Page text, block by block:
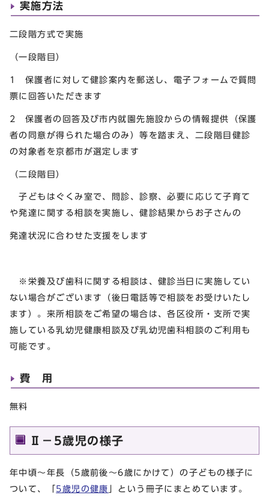
実施方法
二段階方式で実施
（一段階目）
1 保護者に対して健診案内を郵送し、電子フォームで質問
票に回答いただきます
2 保護者の回答及び市内就園先施設からの情報提供（保護
者の同意が得られた場合のみ）等を踏まえ、二段階目健診
の対象者を京都市が選定します
（二段階目）
子どもはぐくみ室で、問診、診察、必要に応じて子育て
や発達に関する相談を実施し、健診結果からお子さんの
発達状況に合わせた支援をします
※栄養及び歯科に関する相談は、健診当日に実施してい
ない場合がございます（後日電話等で相談をお受けいたし
ます）。来所相談をご希望の場合は、各区役所・支所で実
施している乳幼児健康相談及び乳幼児歯科相談のご利用も
可能です。
費 用
無料
Ⅱ－5歳児の様子
年中頃～年長（5歳前後～6歳にかけて）の子どもの様子に
ついて、「5歳児の健康 」という冊子にまとめています。